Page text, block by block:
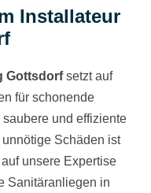
Installateur
Gottsdorfsetzt auf
für schonende
und effiziente
Schäden ist
unsere Expertise
Sanitäranliegen in